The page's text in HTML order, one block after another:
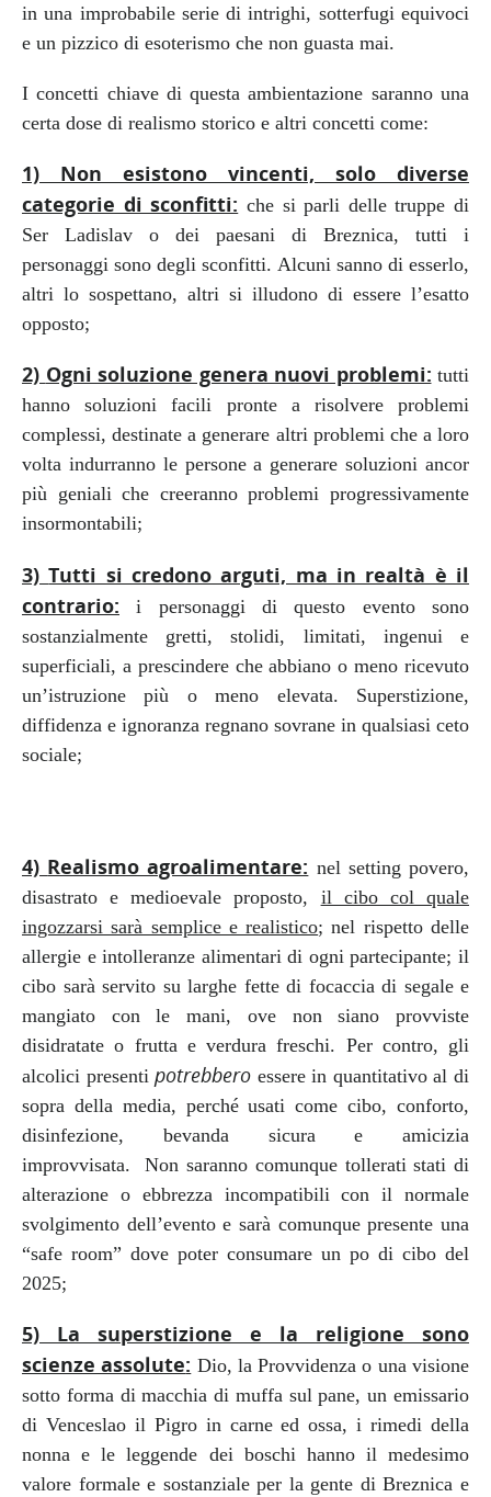
in una improbabile serie di intrighi, sotterfugi equivoci
e un pizzico di esoterismo che non guasta mai.
I concetti chiave di questa ambientazione saranno una
certa dose di realismo storico e altri concetti come:
1) Non esistono vincenti, solo diverse
categorie di sconfitti: che si parli delle truppe di
Ser Ladislav o dei paesani di Breznica, tutti i
personaggi sono degli sconfitti. Alcuni sanno di esserlo,
altri lo sospettano, altri si illudono di essere l’esatto
opposto;
2) Ogni soluzione genera nuovi problemi: tutti
hanno soluzioni facili pronte a risolvere problemi
complessi, destinate a generare altri problemi che a loro
volta indurranno le persone a generare soluzioni ancor
più geniali che creeranno problemi progressivamente
insormontabili;
3)Tutti si credono arguti, ma in realtà è il
contrario: i personaggi di questo evento sono
sostanzialmente gretti, stolidi, limitati, ingenui e
superficiali, a prescindere che abbiano o meno ricevuto
un’istruzione più o meno elevata. Superstizione,
diffidenza e ignoranza regnano sovrane in qualsiasi ceto
sociale;
4) Realismo agroalimentare: nel setting povero,
disastrato e medioevale proposto, il cibo col quale
ingozzarsi sarà semplice e realistico; nel rispetto delle
allergie e intolleranze alimentari di ogni partecipante; il
cibo sarà servito su larghe fette di focaccia di segale e
mangiato con le mani, ove non siano provviste
disidratate o frutta e verdura freschi. Per contro, gli
alcolici presentipotrebbero essere in quantitativo al di
sopra della media, perché usati come cibo, conforto,
disinfezione, bevanda sicura e amicizia
improvvisata.Non saranno comunque tollerati stati di
alterazione o ebbrezza incompatibili con il normale
svolgimento dell’evento e sarà comunque presente una
“safe room” dove poter consumare un po di cibo del
2025;
5) La superstizione e la religione sono
scienze assolute: Dio, la Provvidenza o una visione
sotto forma di macchia di muffa sul pane, un emissario
di Venceslao il Pigro in carne ed ossa, i rimedi della
nonna e le leggende dei boschi hanno il medesimo
valore formale e sostanziale per la gente di Breznica e